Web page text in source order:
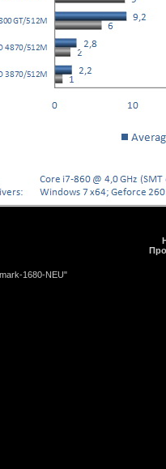
1680-NEU"